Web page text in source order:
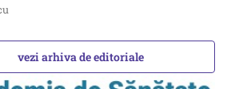
vezi arhiva de editoriale